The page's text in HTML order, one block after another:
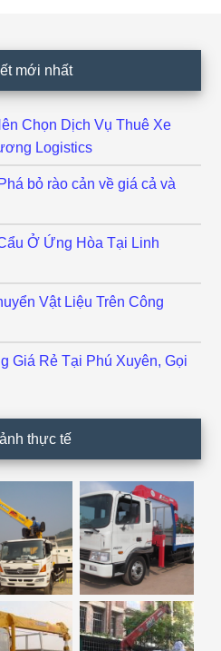
mới nhất
Chọn Dịch Vụ Thuê Xe
Logistics
bỏ rào cản về giá cả và
Ở Ứng Hòa Tại Linh
Vật Liệu Trên Công
Giá Rẻ Tại Phú Xuyên, Gọi
thực tế